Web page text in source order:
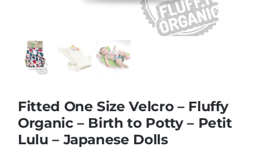
Fitted One Size Velcro – Fluffy
Organic – Birth to Potty – Petit
Lulu – Japanese Dolls